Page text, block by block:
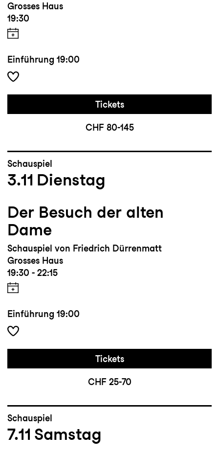
Grosses Haus
19:30
Einführung 19:00
Tickets
CHF 80-145
Schauspiel
3.11 Dienstag
Der Besuch der alten
Dame
Schauspiel von Friedrich Dürrenmatt
Grosses Haus
19:30 - 22:15
Einführung 19:00
Tickets
CHF 25-70
Schauspiel
7.11 Samstag